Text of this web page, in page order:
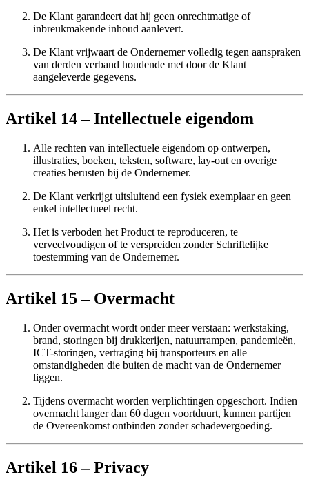
De Klant garandeert dat hij geen onrechtmatige of
inbreukmakende inhoud aanlevert.
De Klant vrijwaart de Ondernemer volledig tegen aanspraken
van derden verband houdende met door de Klant
aangeleverde gegevens.
Artikel 14 – Intellectuele eigendom
Alle rechten van intellectuele eigendom op ontwerpen,
illustraties, boeken, teksten, software, lay-out en overige
creaties berusten bij de Ondernemer.
De Klant verkrijgt uitsluitend een fysiek exemplaar en geen
enkel intellectueel recht.
Het is verboden het Product te reproduceren, te
verveelvoudigen of te verspreiden zonder Schriftelijke
toestemming van de Ondernemer.
Artikel 15 – Overmacht
Onder overmacht wordt onder meer verstaan: werkstaking,
brand, storingen bij drukkerijen, natuurrampen, pandemieën,
ICT-storingen, vertraging bij transporteurs en alle
omstandigheden die buiten de macht van de Ondernemer
liggen.
Tijdens overmacht worden verplichtingen opgeschort. Indien
overmacht langer dan 60 dagen voortduurt, kunnen partijen
de Overeenkomst ontbinden zonder schadevergoeding.
Artikel 16 – Privacy